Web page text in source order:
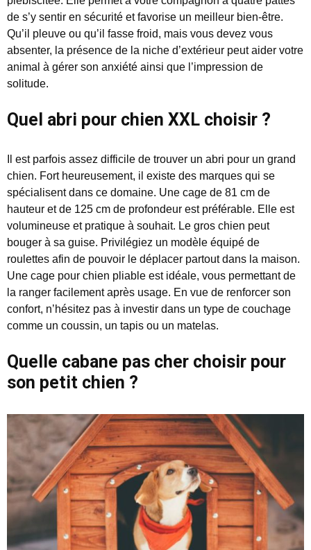
de s’y sentir en sécurité et favorise un meilleur bien-être.
Qu’il pleuve ou qu’il fasse froid, mais vous devez vous
absenter, la présence de la niche d’extérieur peut aider votre
animal à gérer son anxiété ainsi que l’impression de
solitude.
Quel abri pour chien XXL choisir ?
Il est parfois assez difficile de trouver un abri pour un grand
chien. Fort heureusement, il existe des marques qui se
spécialisent dans ce domaine. Une cage de 81 cm de
hauteur et de 125 cm de profondeur est préférable. Elle est
volumineuse et pratique à souhait. Le gros chien peut
bouger à sa guise. Privilégiez un modèle équipé de
roulettes afin de pouvoir le déplacer partout dans la maison.
Une cage pour chien pliable est idéale, vous permettant de
la ranger facilement après usage. En vue de renforcer son
confort, n’hésitez pas à investir dans un type de couchage
comme un coussin, un tapis ou un matelas.
Quelle cabane pas cher choisir pour
son petit chien ?